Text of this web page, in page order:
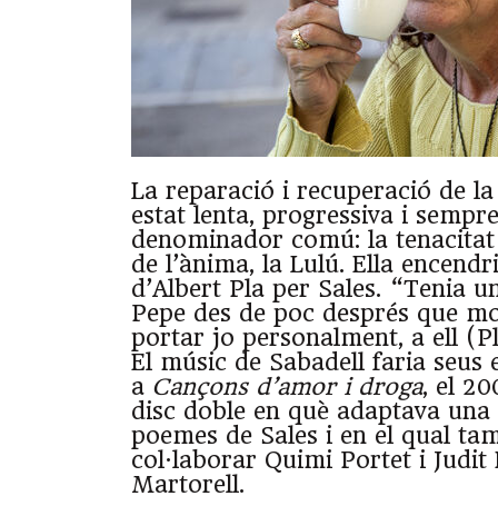
La reparació i recuperació de
estat lenta, progressiva i
denominador comú: la
de l’ànima, la Lulú. Ella
d’Albert Pla per Sales. “Tenia
Pepe des de poc després que
portar jo personalment, a ell
El músic de Sabadell faria seus
a Cançons d’amor i droga, el
disc doble en què adaptava
poemes de Sales i en el qual
col·laborar Quimi Portet i Judit
Martorell.